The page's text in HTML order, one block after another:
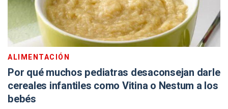
ALIMENTACIÓN
Por qué muchos pediatras desaconsejan darle
cereales infantiles como Vitina o Nestum a los
bebés